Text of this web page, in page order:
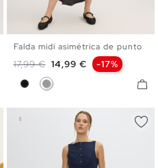
Falda midi asimétrica de punto
Precio base
17,99 € Precio
14,99 € -17%
NegroGris Medio